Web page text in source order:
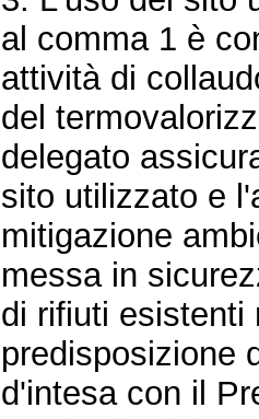
al comma 1 è
attività di
del
delegato
sito utilizzato e
mitigazione
messa in
di rifiuti esistenti
predisposizione
d'intesa con il